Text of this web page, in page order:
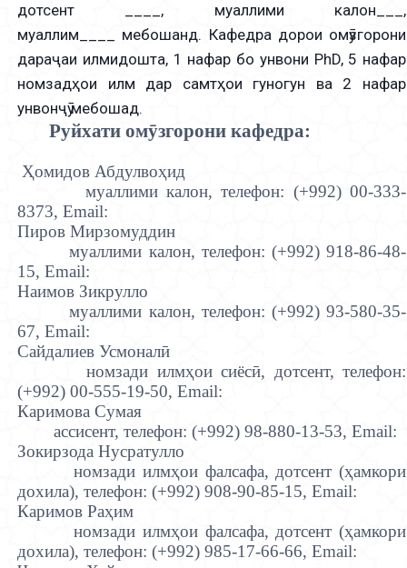
дотсент ____, муаллими калон___,
муаллим____ мебошанд. Кафедра дорои омӯзгорони
дараҷаи илмидошта, 1 нафар бо унвони PhD, 5 нафар
номзадҳои илм дар самтҳои гуногун ва 2 нафар
унвонҷӯ мебошад.
Руйхати омӯзгорони кафедра:
Ҳомидов Абдулвоҳид
муаллими калон, телефон: (+992)00-333-
8373, Email:
Пиров Мирзомуддин
муаллими калон, телефон: (+992)918-86-48-
15, Email:
Наимов Зикрулло
муаллими калон, телефон: (+992)93-580-35-
67, Email:
Сайдалиев Усмоналӣ
номзади илмҳои сиёсӣ, дотсент, телефон:
(+992) 00-555-19-50, Email:
Каримова Сумая
ассисент, телефон: (+992) 98-880-13-53, Email:
Зокирзода Нусратулло
номзади илмҳои фалсафа, дотсент (ҳамкори
дохила), телефон: (+992) 908-90-85-15, Email:
Каримов Раҳим
номзади илмҳои фалсафа, дотсент (ҳамкори
дохила), телефон: (+992) 985-17-66-66, Email: